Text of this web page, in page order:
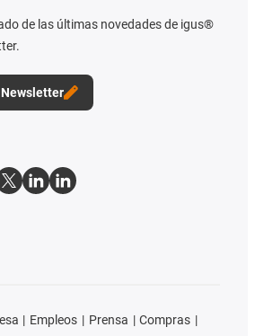
de las últimas novedades de igus®
Empleos Prensa
Compras